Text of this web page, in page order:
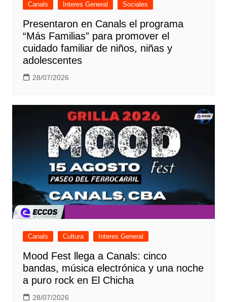
Canals Interes General Sociales
Presentaron en Canals el programa
“Más Familias” para promover el
cuidado familiar de niños, niñas y
adolescentes
28/07/2026
Canals Cultura Interes General
Mood Fest llega a Canals: cinco
bandas, música electrónica y una noche
a puro rock en El Chicha
28/07/2026